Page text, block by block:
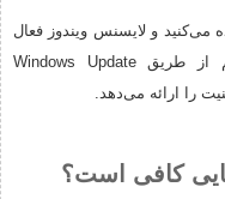
می‌کنید و لایسنس ویندوز فعال
باشد، Microsoft Defender به‌صورت منظم از طریق Windows Update
را ارائه می‌دهد.